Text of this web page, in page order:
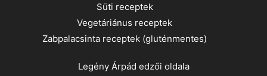
Süti receptek
Vegetáriánus receptek
Zabpalacsinta receptek (gluténmentes)
Legény Árpád edzői oldala